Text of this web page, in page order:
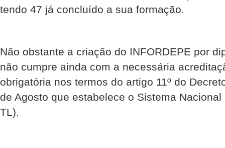
tendo 47 já concluído a sua formação.
Não obstante a criação do INFORDEPE por
não cumpre ainda com a necessária
obrigatória nos termos do artigo 11º do
de Agosto que estabelece o Sistema
TL).